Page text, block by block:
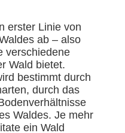
erster Linie von
ab – also
verschiedene
Wald bietet.
bestimmt durch
durch das
Waldes. Je mehr
ein Wald